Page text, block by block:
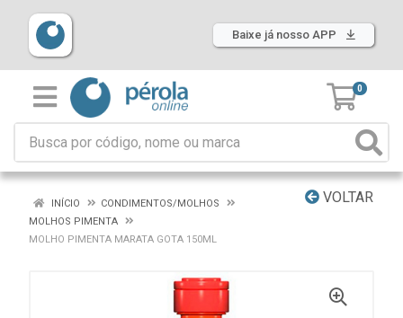
Baixe já nosso APP
0
VOLTAR
INÍCIO
CONDIMENTOS/MOLHOS
MOLHOS PIMENTA
MOLHO PIMENTA MARATA GOTA 150ML